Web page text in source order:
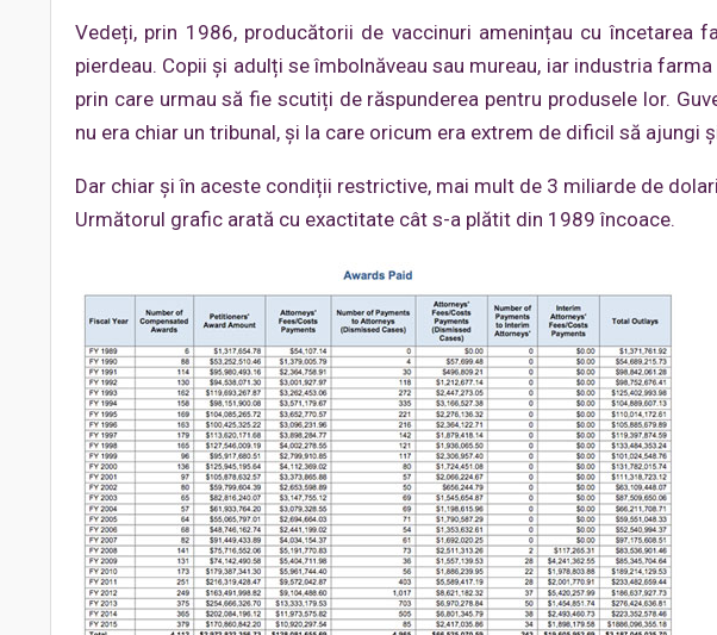
Vedeți, prin 1986, producătorii de vaccinuri amenințau cu încetarea
pierdeau. Copii și adulți se îmbolnăveau sau mureau, iar industria
prin care urmau să fie scutiți de răspunderea pentru produsele lor.
nu era chiar un tribunal, și la care oricum era extrem de dificil să ajungi
Dar chiar și în aceste condiții restrictive, mai mult de 3 miliarde de
Următorul grafic arată cu exactitate cât s-a plătit din 1989 încoace.